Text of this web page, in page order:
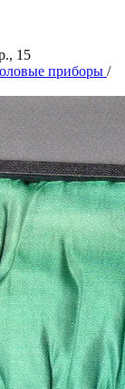
15
приборы /